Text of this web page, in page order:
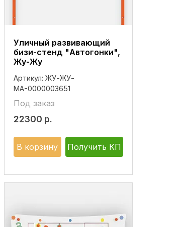
Уличный развивающий
бизи-стенд "Автогонки",
Жу-Жу
Артикул: ЖУ-ЖУ-
МА-0000003651
Под заказ
22300 р.
В корзину Получить КП